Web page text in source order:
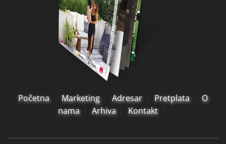
Početna Marketing Adresar Pretplata
O
nama
Arhiva Kontakt